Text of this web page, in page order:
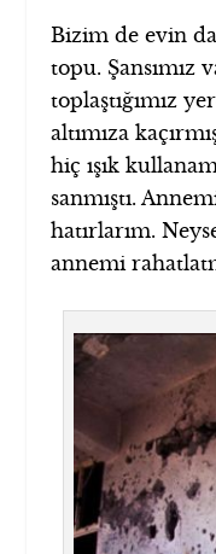
Bizim de evin
topu.
toplaştığımız
altımıza
hiç ışık
sanmıştı.
hatırlarım.
annemi